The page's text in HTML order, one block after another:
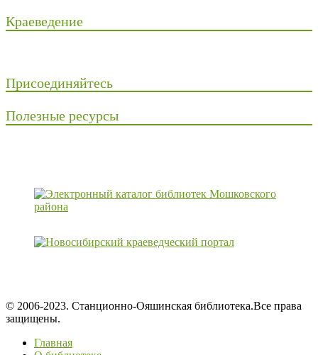
Краеведение
Присоединяйтесь
Полезные ресурсы
© 2006-2023. Станционно-Ояшинская библиотека.Все права
защищены.
Главная